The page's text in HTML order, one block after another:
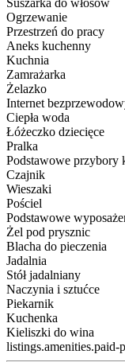
Ogrzewanie
Przestrzeń do pracy
Aneks kuchenny
Kuchnia
Zamrażarka
Żelazko
Internet
Ciepła woda
Łóżeczko dziecięce
Pralka
Podstawowe przybory
Czajnik
Wieszaki
Pościel
Podstawowe
Żel pod prysznic
Blacha do pieczenia
Jadalnia
Stół jadalniany
Naczynia i sztućce
Piekarnik
Kuchenka
Kieliszki do wina
listings.amenities.paid-